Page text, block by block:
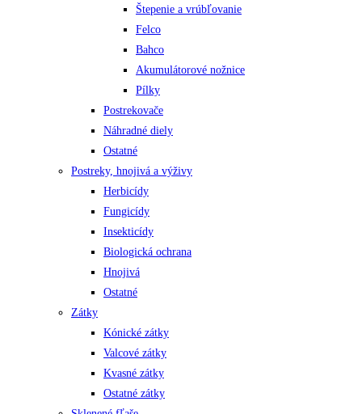
Štepenie a vrúbľovanie
Felco
Bahco
Akumulátorové nožnice
Pílky
Postrekovače
Náhradné diely
Ostatné
Postreky, hnojivá a výživy
Herbicídy
Fungicídy
Insekticídy
Biologická ochrana
Hnojivá
Ostatné
Zátky
Kónické zátky
Valcové zátky
Kvasné zátky
Ostatné zátky